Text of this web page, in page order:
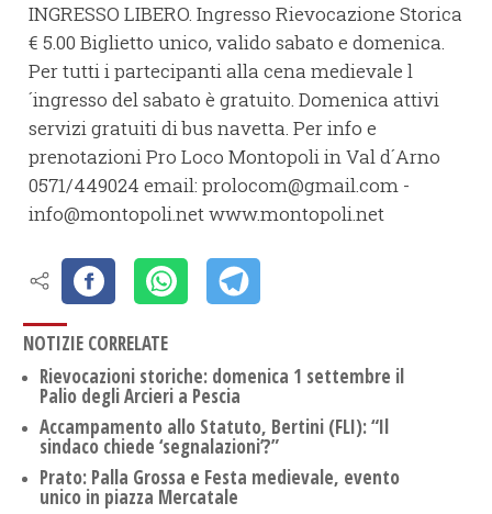
INGRESSO LIBERO. Ingresso Rievocazione Storica
€ 5.00 Biglietto unico, valido sabato e domenica.
Per tutti i partecipanti alla cena medievale l
´ingresso del sabato è gratuito. Domenica attivi
servizi gratuiti di bus navetta. Per info e
prenotazioni Pro Loco Montopoli in Val d´Arno
0571/449024 email: prolocom@gmail.com -
info@montopoli.net www.montopoli.net
NOTIZIE CORRELATE
Rievocazioni storiche: domenica 1 settembre il
Palio degli Arcieri a Pescia
Accampamento allo Statuto, Bertini (FLI): “Il
sindaco chiede ‘segnalazioni’?”
Prato: Palla Grossa e Festa medievale, evento
unico in piazza Mercatale